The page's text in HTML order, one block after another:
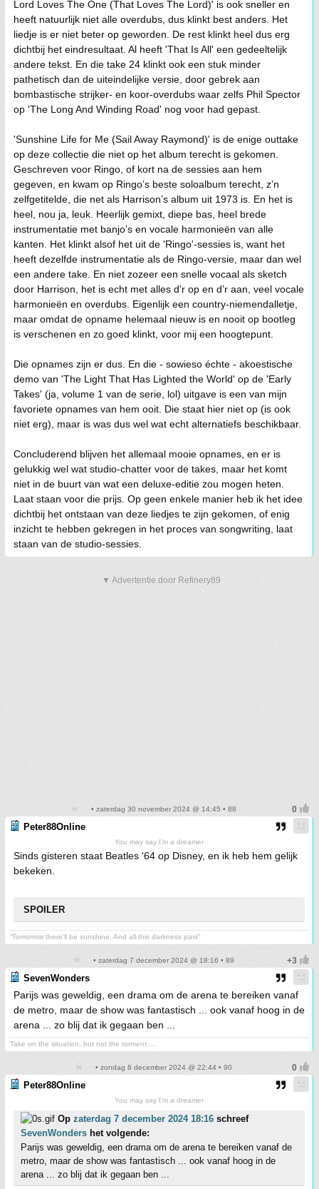
Lord Loves The One (That Loves The Lord)' is ook sneller en
heeft natuurlijk niet alle overdubs, dus klinkt best anders. Het
liedje is er niet beter op geworden. De rest klinkt heel dus erg
dichtbij het eindresultaat. Al heeft 'That Is All' een gedeeltelijk
andere tekst. En die take 24 klinkt ook een stuk minder
pathetisch dan de uiteindelijke versie, door gebrek aan
bombastische strijker- en koor-overdubs waar zelfs Phil Spector
op 'The Long And Winding Road' nog voor had gepast.
'Sunshine Life for Me (Sail Away Raymond)' is de enige outtake
op deze collectie die niet op het album terecht is gekomen.
Geschreven voor Ringo, of kort na de sessies aan hem
gegeven, en kwam op Ringo’s beste soloalbum terecht, z’n
zelfgetitelde, die net als Harrison’s album uit 1973 is. En het is
heel, nou ja, leuk. Heerlijk gemixt, diepe bas, heel brede
instrumentatie met banjo’s en vocale harmonieën van alle
kanten. Het klinkt alsof het uit de 'Ringo'-sessies is, want het
heeft dezelfde instrumentatie als de Ringo-versie, maar dan wel
een andere take. En niet zozeer een snelle vocaal als sketch
door Harrison, het is echt met alles d’r op en d’r aan, veel vocale
harmonieën en overdubs. Eigenlijk een country-niemendalletje,
maar omdat de opname helemaal nieuw is en nooit op bootleg
is verschenen en zo goed klinkt, voor mij een hoogtepunt.
Die opnames zijn er dus. En die - sowieso échte - akoestische
demo van 'The Light That Has Lighted the World' op de 'Early
Takes' (ja, volume 1 van de serie, lol) uitgave is een van mijn
favoriete opnames van hem ooit. Die staat hier niet op (is ook
niet erg), maar is was dus wel wat echt alternatiefs beschikbaar.
Concluderend blijven het allemaal mooie opnames, en er is
gelukkig wel wat studio-chatter voor de takes, maar het komt
niet in de buurt van wat een deluxe-editie zou mogen heten.
Laat staan voor die prijs. Op geen enkele manier heb ik het idee
dichtbij het ontstaan van deze liedjes te zijn gekomen, of enig
inzicht te hebben gekregen in het proces van songwriting, laat
staan van de studio-sessies.
▼ Advertentie door Refinery89
• zaterdag 30 november 2024 @ 14:45 • 88
Peter88Online
You may say I'm a dreamer
Sinds gisteren staat Beatles '64 op Disney, en ik heb hem gelijk
bekeken.
SPOILER
“Tomorrow there’ll be sunshine, And all this darkness past”
• zaterdag 7 december 2024 @ 18:16 • 89
SevenWonders
Parijs was geweldig, een drama om de arena te bereiken vanaf
de metro, maar de show was fantastisch ... ook vanaf hoog in de
arena ... zo blij dat ik gegaan ben ...
Take on the situation, but not the torment ...
• zondag 8 december 2024 @ 22:44 • 90
Peter88Online
You may say I'm a dreamer
Op zaterdag 7 december 2024 18:16 schreef
SevenWonders het volgende:
Parijs was geweldig, een drama om de arena te bereiken vanaf de
metro, maar de show was fantastisch ... ook vanaf hoog in de
arena ... zo blij dat ik gegaan ben ...